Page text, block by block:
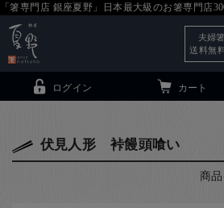
「箸専門店 銀座夏野」日本最大級のお箸専門店
ログイン カート
夫婦箸
送料無
伏見人形 裃饅頭喰い
商